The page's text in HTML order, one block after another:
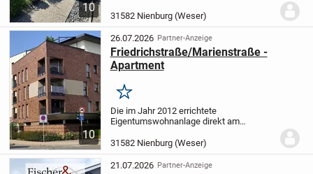
10
Kombination aus innenstadtnaher Lage,
grünem Umfeld und einer durchdachten
Raumaufteilung. Die Wohnung...
31582 Nienburg (Weser)
10
26.07.2026 Partner-Anzeige
Friedrichstraße/Marienstraße -
Apartment
Merken
Die im Jahr 2012 errichtete
Eigentumswohnanlage direkt am
Marienstraße, ist ein großzügiger Bau und
weist viele Annehmlichkeiten modernen
Wohnens auf. Die...
31582 Nienburg (Weser)
21.07.2026 Partner-Anzeige